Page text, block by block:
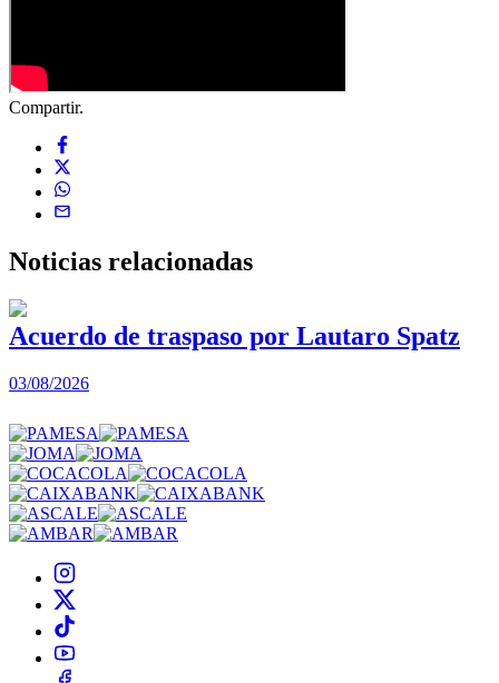
Compartir.
Noticias relacionadas
Acuerdo de traspaso por Lautaro Spatz
03/08/2026